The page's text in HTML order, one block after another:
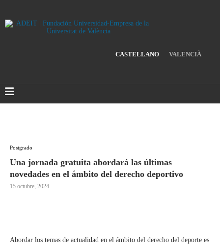
CASTELLANO VALENCIÀ
Postgrado
Una jornada gratuita abordará las últimas
novedades en el ámbito del derecho deportivo
15 octubre, 2024
Abordar los temas de actualidad en el ámbito del derecho del deporte es